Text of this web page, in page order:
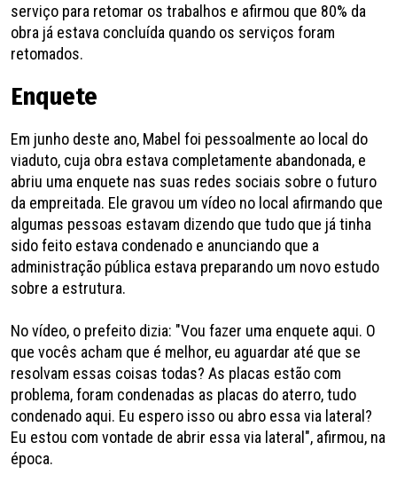
serviço para retomar os trabalhos e afirmou que 80% da
obra já estava concluída quando os serviços foram
retomados.
Enquete
Em junho deste ano, Mabel foi pessoalmente ao local do
viaduto, cuja obra estava completamente abandonada, e
abriu uma enquete nas suas redes sociais sobre o futuro
da empreitada. Ele gravou um vídeo no local afirmando que
algumas pessoas estavam dizendo que tudo que já tinha
sido feito estava condenado e anunciando que a
administração pública estava preparando um novo estudo
sobre a estrutura.
No vídeo, o prefeito dizia: "Vou fazer uma enquete aqui. O
que vocês acham que é melhor, eu aguardar até que se
resolvam essas coisas todas? As placas estão com
problema, foram condenadas as placas do aterro, tudo
condenado aqui. Eu espero isso ou abro essa via lateral?
Eu estou com vontade de abrir essa via lateral", afirmou, na
época.